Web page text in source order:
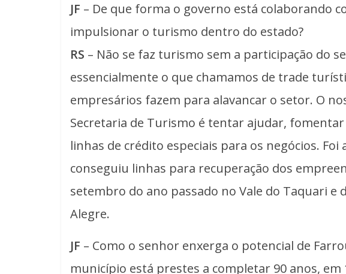
JF – De que forma o governo está colaborando
impulsionar o turismo dentro do estado?
RS – Não se faz turismo sem a participação do
essencialmente o que chamamos de trade
empresários fazem para alavancar o setor. O
Secretaria de Turismo é tentar ajudar,
linhas de crédito especiais para os negócios. Foi
conseguiu linhas para recuperação dos
setembro do ano passado no Vale do Taquari e
Alegre.
JF – Como o senhor enxerga o potencial de
município está prestes a completar 90 anos, em